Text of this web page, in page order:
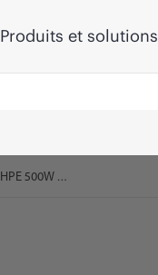
Produits et solutions